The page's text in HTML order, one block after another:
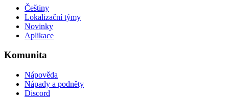
Češtiny
Lokalizační týmy
Novinky
Aplikace
Komunita
Nápověda
Nápady a podněty
Discord